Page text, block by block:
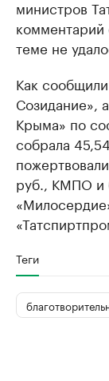
министров
комментарий
теме не
Как
Созидание»,
Крыма» по
собрала
руб., КМПО и
Теги